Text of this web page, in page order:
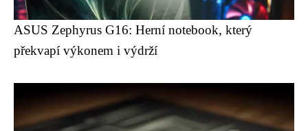
ASUS Zephyrus G16: Herní notebook, který
překvapí výkonem i výdrží